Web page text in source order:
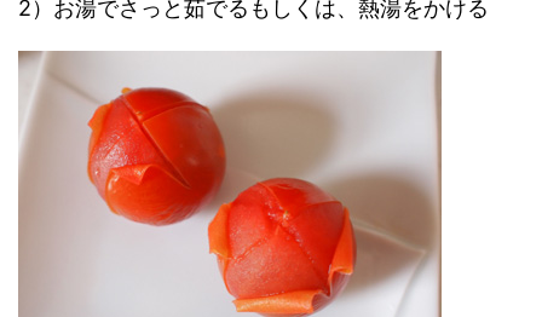
2）お湯でさっと茹でるもしくは、熱湯をかける